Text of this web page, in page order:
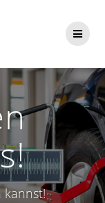
kannst!